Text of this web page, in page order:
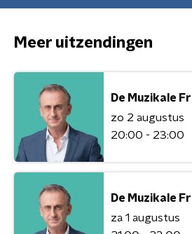
Meer uitzendingen
De Muzikale
zo 2 augustus
20:00 - 23:00
De Muzikale
za 1 augustus